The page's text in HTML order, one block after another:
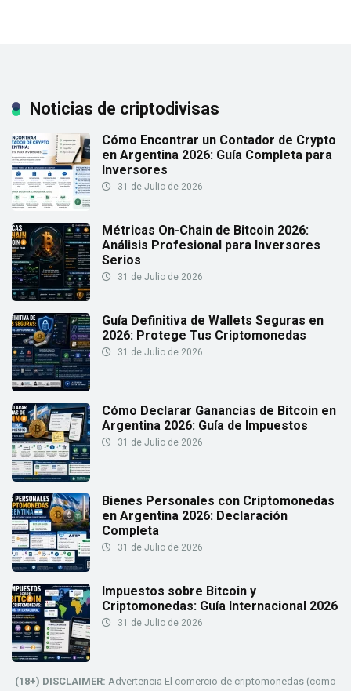
Noticias de criptodivisas
Cómo Encontrar un Contador de Crypto
en Argentina 2026: Guía Completa para
Inversores
31 de Julio de 2026
Métricas On-Chain de Bitcoin 2026:
Análisis Profesional para Inversores
Serios
31 de Julio de 2026
Guía Definitiva de Wallets Seguras en
2026: Protege Tus Criptomonedas
31 de Julio de 2026
Cómo Declarar Ganancias de Bitcoin en
Argentina 2026: Guía de Impuestos
31 de Julio de 2026
Bienes Personales con Criptomonedas
en Argentina 2026: Declaración
Completa
31 de Julio de 2026
Impuestos sobre Bitcoin y
Criptomonedas: Guía Internacional 2026
31 de Julio de 2026
(18+) DISCLAIMER: Advertencia El comercio de criptomonedas (como